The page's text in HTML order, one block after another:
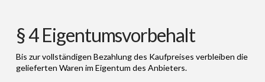
§ 4 Eigentumsvorbehalt
Bis zur vollständigen Bezahlung des Kaufpreises verbleiben die
gelieferten Waren im Eigentum des Anbieters.